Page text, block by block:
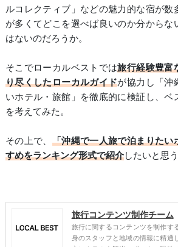
ルコレクティブ」などの魅力的な宿が数
が多くてどこを選べば良いのか分からな
はないのだろうか。
そこでローカルベストでは旅行経験豊富
り尽くしたローカルガイドが協力し「沖
いホテル・旅館」を徹底的に検証し、ベ
を考えてみた。
その上で、 「沖縄で一人旅で泊まりたい
すめをランキング形式で紹介したいと思う
旅行コンテンツ制作チーム
旅行に関するコンテンツを制作す
身のスタッフと地域の情報に精通